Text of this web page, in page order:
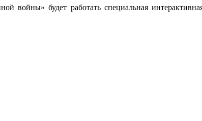
будет работать специальная